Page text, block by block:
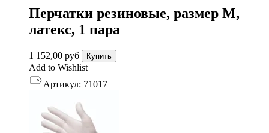
Перчатки резиновые, размер М,
латекс, 1 пара
1 152,00 руб Купить
Add to Wishlist
Артикул: 71017